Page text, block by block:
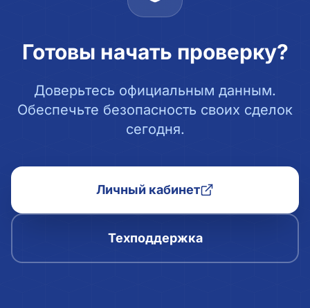
Готовы начать проверку?
Доверьтесь официальным данным.
Обеспечьте безопасность своих сделок
сегодня.
Личный кабинет
Техподдержка